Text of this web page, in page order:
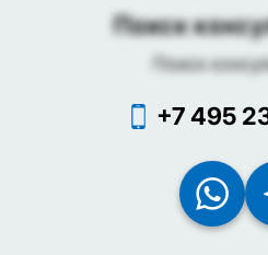
Поиск
Поиск
+7 495